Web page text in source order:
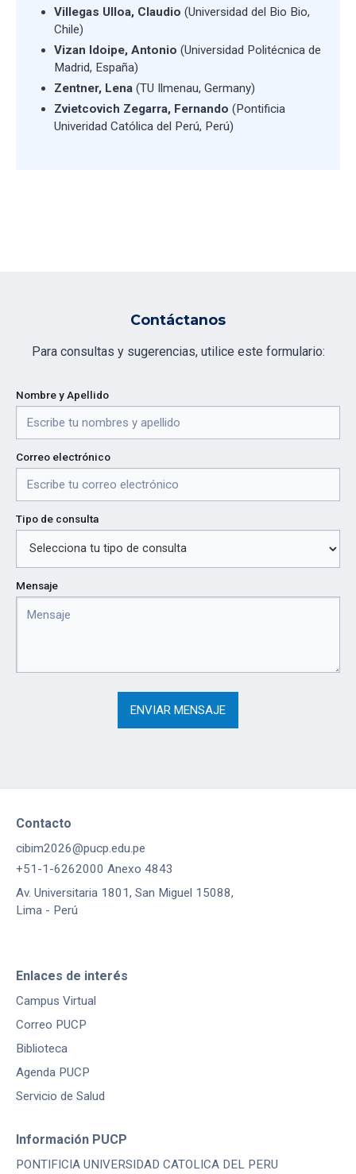
Villegas Ulloa, Claudio (Universidad del Bio Bio,
Chile)
Vizan Idoipe, Antonio (Universidad Politécnica de
Madrid, España)
Zentner, Lena (TU Ilmenau, Germany)
Zvietcovich Zegarra, Fernando (Pontificia
Univeridad Católica del Perú, Perú)
Contáctanos
Para consultas y sugerencias, utilice este formulario:
Nombre y Apellido
Correo electrónico
Tipo de consulta
Mensaje
Contacto
cibim2026@pucp.edu.pe
+51-1-6262000 Anexo 4843
Av. Universitaria 1801, San Miguel 15088,
Lima - Perú
Enlaces de interés
Campus Virtual
Correo PUCP
Biblioteca
Agenda PUCP
Servicio de Salud
Información PUCP
PONTIFICIA UNIVERSIDAD CATOLICA DEL PERU